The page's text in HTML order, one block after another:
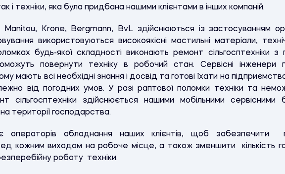
і техніки, яка була придбана нашими клієнтами в інших компаній.
Manitou, Krone, Bergmann, BvL здійснюються із застосуванням
використовуються високоякісні мастильні матеріали,
будь-якої складності виконають ремонт сільгосптехніки з
повернути техніку в робочий стан. Сервісні інженери
мають всі необхідні знання і досвід та готові їхати на
від погодних умов. У разі раптової поломки техніки та
сільгосптехніки здійснюється нашими мобільними сервісними
території господарства.
операторів обладнання наших клієнтів, щоб забезпечити
кожним виходом на робоче місце, а також зменшити кількість
роботу техніки.